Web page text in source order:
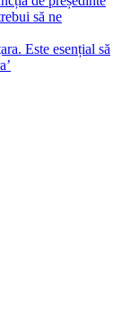
să ne
Este esențial să